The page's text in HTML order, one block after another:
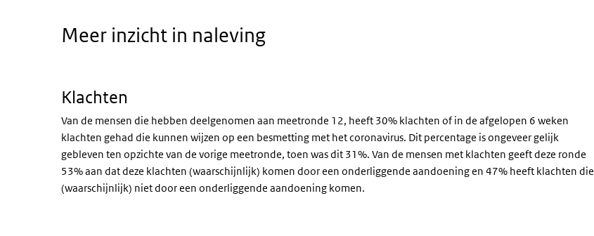
Meer inzicht in naleving
Klachten
Van de mensen die hebben deelgenomen aan meetronde 12, heeft 30% klachten of in de afgelopen 6 weken
klachten gehad die kunnen wijzen op een besmetting met het coronavirus. Dit percentage is ongeveer gelijk
gebleven ten opzichte van de vorige meetronde, toen was dit 31%. Van de mensen met klachten geeft deze ronde
53% aan dat deze klachten (waarschijnlijk) komen door een onderliggende aandoening en 47% heeft klachten die
(waarschijnlijk) niet door een onderliggende aandoening komen.